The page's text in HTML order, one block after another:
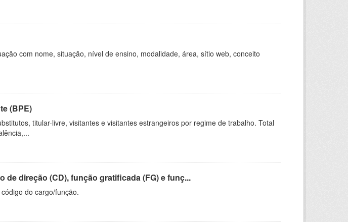
com nome, situação, nível de ensino, modalidade, área, sítio web, conceito
(BPE)
titular-livre, visitantes e visitantes estrangeiros por regime de trabalho. Total
de direção (CD), função gratificada (FG) e funç...
do cargo/função.